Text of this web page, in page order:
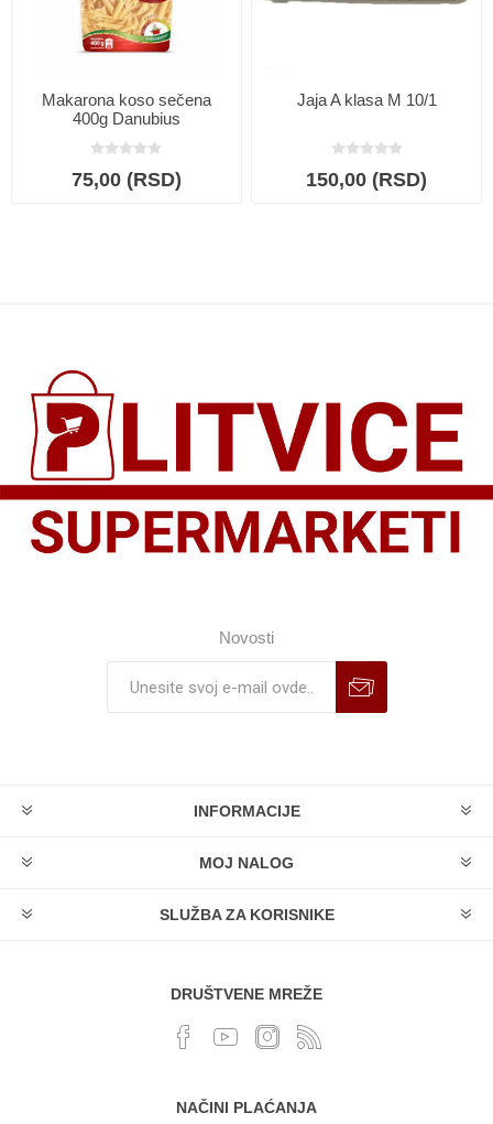
Makarona koso sečena
400g Danubius
75,00 (RSD)
Jaja A klasa M 10/1
150,00 (RSD)
Novosti
INFORMACIJE
MOJ NALOG
SLUŽBA ZA KORISNIKE
DRUŠTVENE MREŽE
NAČINI PLAĆANJA